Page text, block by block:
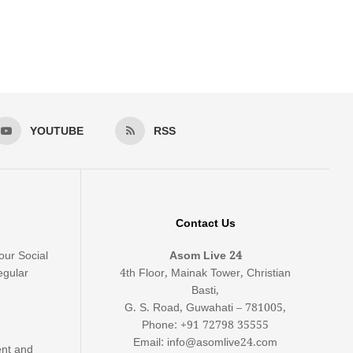
YOUTUBE RSS
Social
and
Contact Us
Asom Live 24
4th Floor, Mainak Tower, Christian
Basti,
G. S. Road, Guwahati – 781005,
Phone: +91 72798 35555
Email: info@asomlive24.com